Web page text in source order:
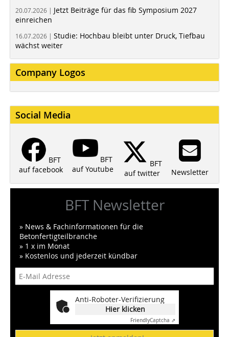
20.07.2026 | Jetzt Beiträge für das fib Symposium 2027
einreichen
16.07.2026 | Studie: Hochbau bleibt unter Druck, Tiefbau
wächst weiter
Company Logos
Social Media
BFT
auf facebook
BFT
auf Youtube
BFT
auf twitter
Newsletter
BFT Newsletter
» News & Fachinformationen für die
Betonfertigteilbranche
» 1 x im Monat
» Kostenlos und jederzeit kündbar
Anti-Roboter-Verifizierung
Hier klicken
FriendlyCaptcha ⇗